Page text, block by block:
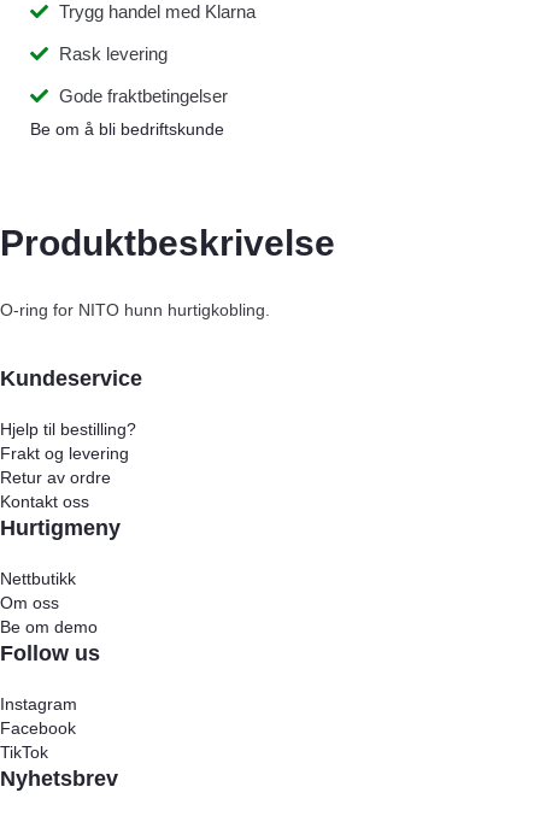
Trygg handel med Klarna
Rask levering
Gode fraktbetingelser
Be om å bli bedriftskunde
Produktbeskrivelse
O-ring for NITO hunn hurtigkobling.
Kundeservice
Hjelp til bestilling?
Frakt og levering
Retur av ordre
Kontakt oss
Hurtigmeny
Nettbutikk
Om oss
Be om demo
Follow us
Instagram
Facebook
TikTok
Nyhetsbrev